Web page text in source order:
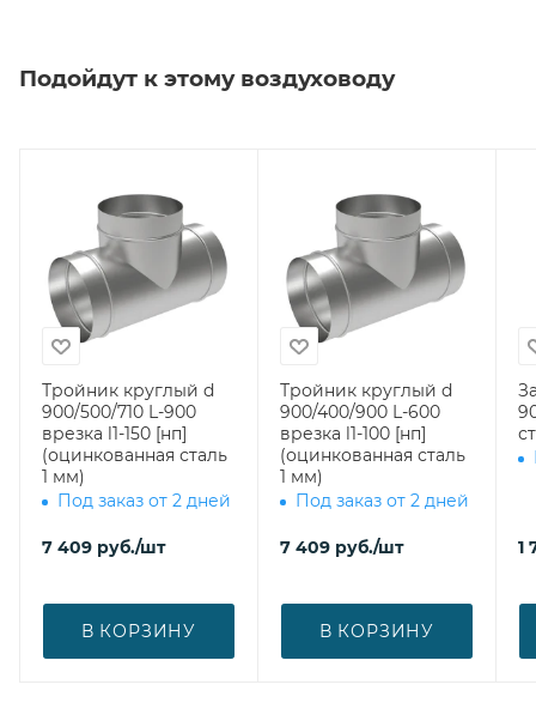
Подойдут к этому воздуховоду
Тройник круглый d
900/500/710 L-900
врезка l1-150 [нп]
(оцинкованная сталь
1 мм)
Под заказ от 2 дней
7 409 руб./шт
В КОРЗИНУ
Тройник круглый d
900/400/900 L-600
врезка l1-100 [нп]
(оцинкованная сталь
1 мм)
Под заказ от 2 дней
7 409 руб./шт
В КОРЗИНУ
900
1